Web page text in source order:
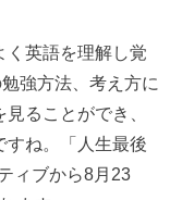
く英語を理解し覚
強方法、考え方に
ることができ、
すね。「人生最後
ィブから8月23